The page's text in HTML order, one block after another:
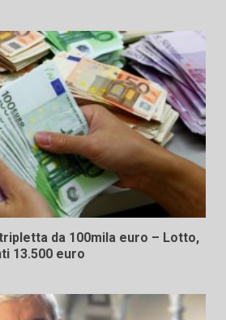
da 100mila euro – Lotto,
13.500 euro